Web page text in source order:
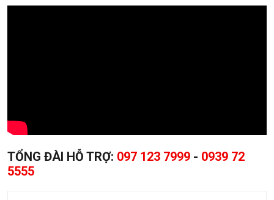
TỔNG ĐÀI HỖ TRỢ: 097 123 7999 - 0939 72
5555